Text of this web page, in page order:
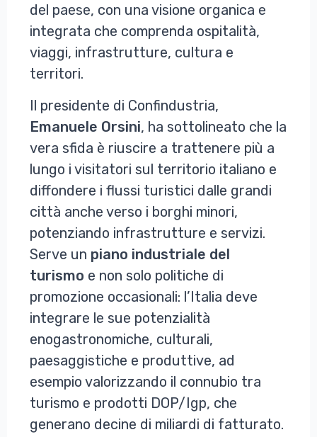
del paese, con una visione organica e
integrata che comprenda ospitalità,
viaggi, infrastrutture, cultura e
territori.
Il presidente di Confindustria,
Emanuele Orsini, ha sottolineato che la
vera sfida è riuscire a trattenere più a
lungo i visitatori sul territorio italiano e
diffondere i flussi turistici dalle grandi
città anche verso i borghi minori,
potenziando infrastrutture e servizi.
Serve un piano industriale del
turismo e non solo politiche di
promozione occasionali: l’Italia deve
integrare le sue potenzialità
enogastronomiche, culturali,
paesaggistiche e produttive, ad
esempio valorizzando il connubio tra
turismo e prodotti DOP/Igp, che
generano decine di miliardi di fatturato.